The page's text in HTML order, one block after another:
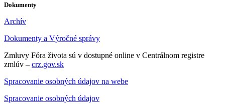
Dokumenty
Archív
Dokumenty a Výročné správy
Zmluvy Fóra života sú v dostupné online v Centrálnom registre
zmlúv – crz.gov.sk
Spracovanie osobných údajov na webe
Spracovanie osobných údajov